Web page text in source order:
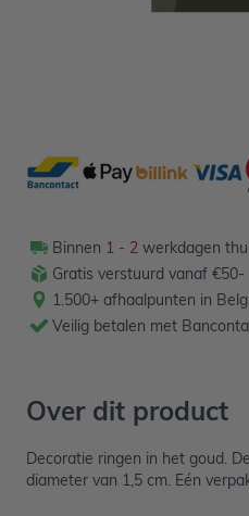
Binnen 1 - 2 werkdagen
Gratis verstuurd vanaf €50-
1.500+ afhaalpunten in
Veilig betalen met
Over dit product
Decoratie ringen in het goud.
diameter van 1,5 cm. Eén